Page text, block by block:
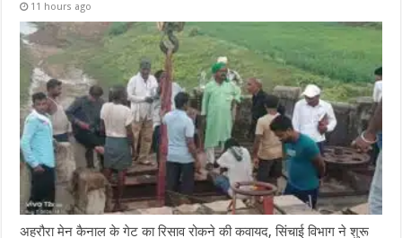
11 hours ago
अहरौरा मेन कैनाल के गेट का रिसाव रोकने की कवायद, सिंचाई विभाग ने शुरू